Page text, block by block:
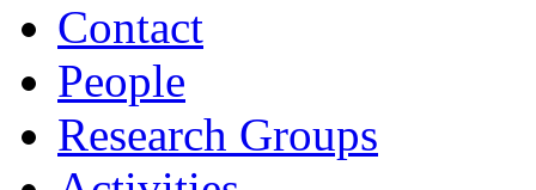
Contact
People
Research Groups